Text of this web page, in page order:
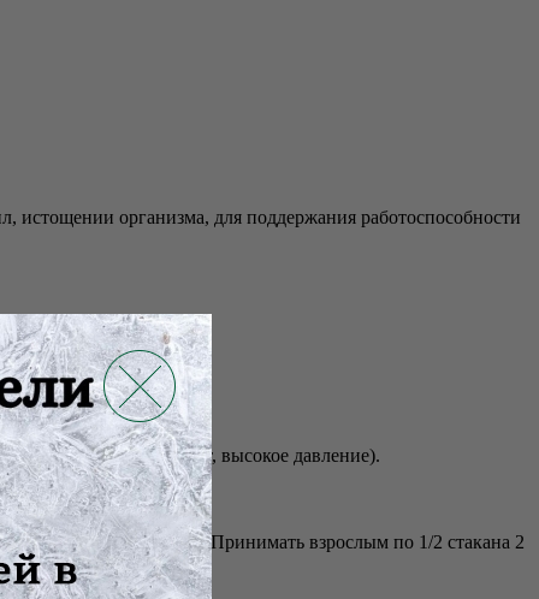
организма, для поддержания работоспособности
цикл и на лактацию.
(атеросклероз, артрит, высокое давление).
15 минут, процедить. Принимать взрослым по 1/2 стакана 2